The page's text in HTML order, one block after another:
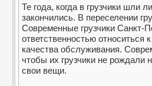
Те года, когда в грузчики шли
закончились. В переселении
Современные грузчики Санкт-
ответственностью относиться
качества обслуживания.
чтобы их грузчики не рождали
свои вещи.